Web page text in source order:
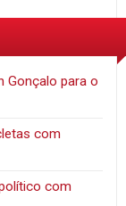
Gonçalo para o
com
com